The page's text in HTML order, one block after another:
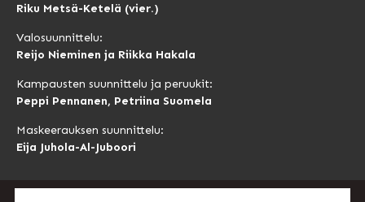
Riku Metsä-Ketelä (vier.)
Valosuunnittelu:
Reijo Nieminen ja Riikka Hakala
Kampausten suunnittelu ja peruukit:
Peppi Pennanen, Petriina Suomela
Maskeerauksen suunnittelu:
Eija Juhola-Al-Juboori